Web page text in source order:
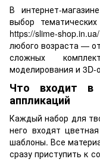
В интернет-
выбор
https://slime-
любого возраста —
сложных
моделирования и 3D-
Что входит в
аппликаций
Каждый набор для
него входят
шаблоны. Все
сразу приступить к